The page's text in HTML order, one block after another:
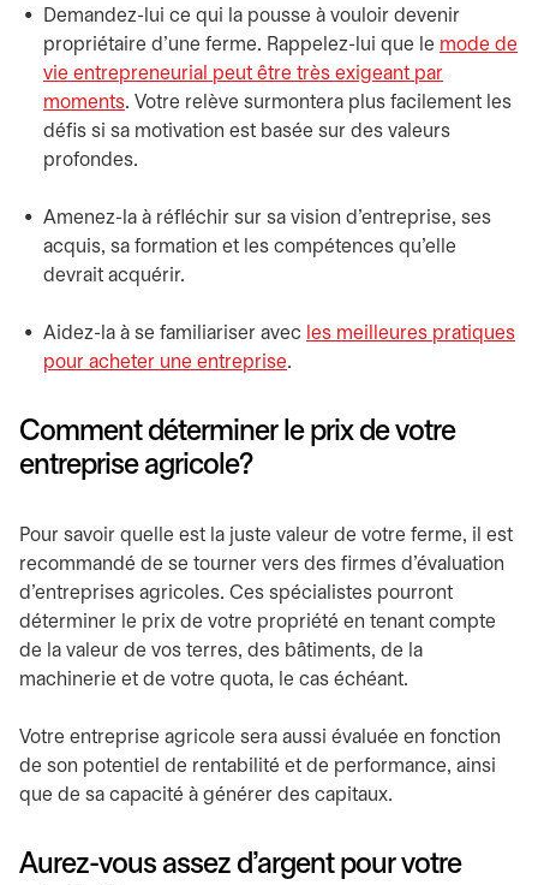
Demandez-lui ce qui la pousse à vouloir devenir
propriétaire d’une ferme. Rappelez-lui que le mode de
vie entrepreneurial peut être très exigeant par
moments. Votre relève surmontera plus facilement les
défis si sa motivation est basée sur des valeurs
profondes.
Amenez-la à réfléchir sur sa vision d’entreprise, ses
acquis, sa formation et les compétences qu’elle
devrait acquérir.
Aidez-la à se familiariser avec les meilleures pratiques
pour acheter une entreprise.
Comment déterminer le prix de votre
entreprise agricole?
Pour savoir quelle est la juste valeur de votre ferme, il est
recommandé de se tourner vers des firmes d’évaluation
d’entreprises agricoles. Ces spécialistes pourront
déterminer le prix de votre propriété en tenant compte
de la valeur de vos terres, des bâtiments, de la
machinerie et de votre quota, le cas échéant.
Votre entreprise agricole sera aussi évaluée en fonction
de son potentiel de rentabilité et de performance, ainsi
que de sa capacité à générer des capitaux.
Aurez-vous assez d’argent pour votre